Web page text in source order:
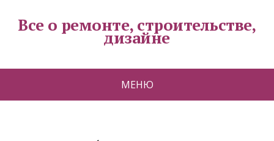
Все о ремонте, строительстве,
дизайне
МЕНЮ